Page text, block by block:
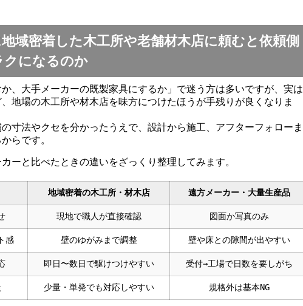
域密着した木工所や老舗材木店に頼むと依頼側
クになるのか
か、大手メーカーの既製家具にするか」で迷う方は多いですが、実は
地場の木工所や材木店を味方につけたほうが手残りが良くなりま
寸法やクセを分かったうえで、設計から施工、アフターフォローま
らです。
ーと比べたときの違いをざっくり整理してみます。
地域密着の木工所・材木店 遠方メーカー・大量生産品
現地で職人が直接確認 図面か写真のみ
感 壁のゆがみまで調整 壁や床との隙間が出やすい
即日〜数日で駆けつけやすい 受付→工場で日数を要しがち
少量・単発でも対応しやすい 規格外は基本NG